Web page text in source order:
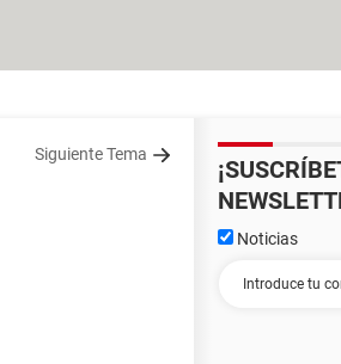
Siguiente Tema
Noticias